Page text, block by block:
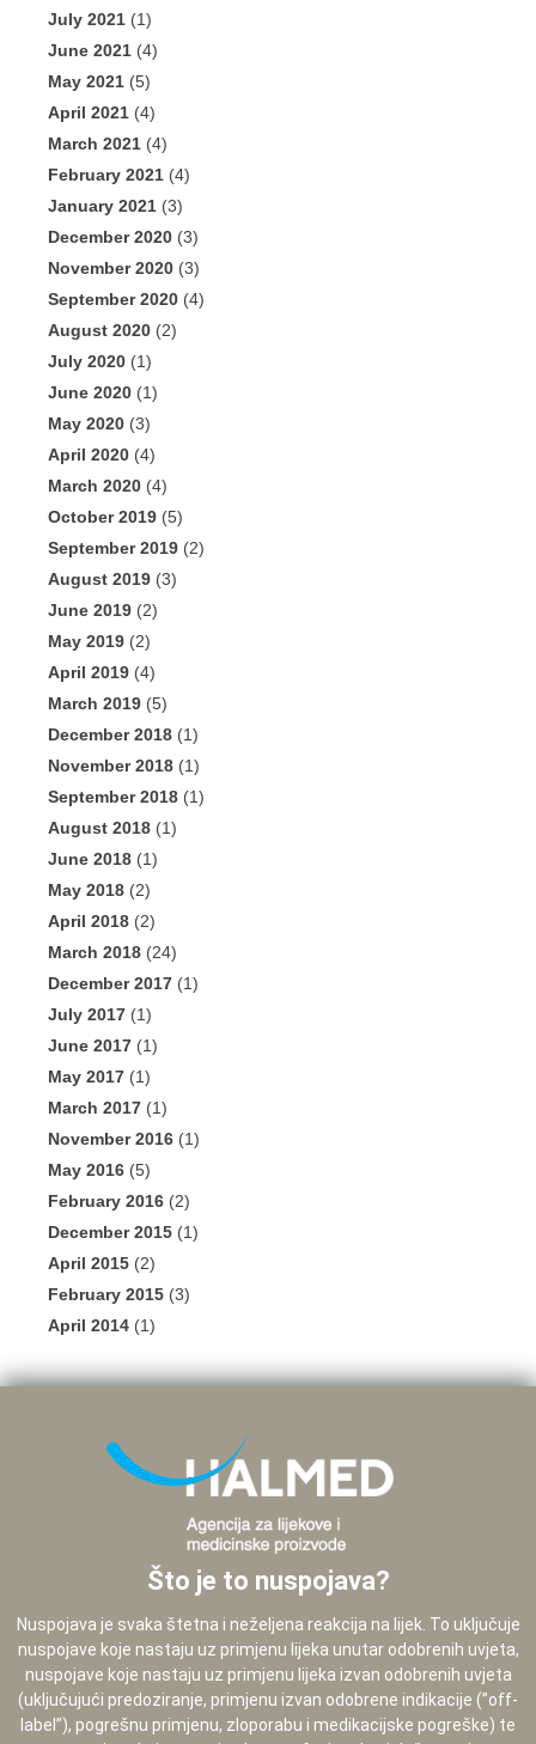
July 2021 (1)
June 2021 (4)
May 2021 (5)
April 2021 (4)
March 2021 (4)
February 2021 (4)
January 2021 (3)
December 2020 (3)
November 2020 (3)
September 2020 (4)
August 2020 (2)
July 2020 (1)
June 2020 (1)
May 2020 (3)
April 2020 (4)
March 2020 (4)
October 2019 (5)
September 2019 (2)
August 2019 (3)
June 2019 (2)
May 2019 (2)
April 2019 (4)
March 2019 (5)
December 2018 (1)
November 2018 (1)
September 2018 (1)
August 2018 (1)
June 2018 (1)
May 2018 (2)
April 2018 (2)
March 2018 (24)
December 2017 (1)
July 2017 (1)
June 2017 (1)
May 2017 (1)
March 2017 (1)
November 2016 (1)
May 2016 (5)
February 2016 (2)
December 2015 (1)
April 2015 (2)
February 2015 (3)
April 2014 (1)
Što je to nuspojava?
Nuspojava je svaka štetna i neželjena reakcija na lijek. To uključuje
nuspojave koje nastaju uz primjenu lijeka unutar odobrenih uvjeta,
nuspojave koje nastaju uz primjenu lijeka izvan odobrenih uvjeta
(uključujući predoziranje, primjenu izvan odobrene indikacije (”off-
label”), pogrešnu primjenu, zloporabu i medikacijske pogreške) te